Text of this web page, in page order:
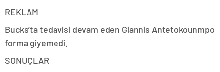
REKLAM
Bucks’ta tedavisi devam eden Giannis Antetokounmpo
forma giyemedi.
SONUÇLAR